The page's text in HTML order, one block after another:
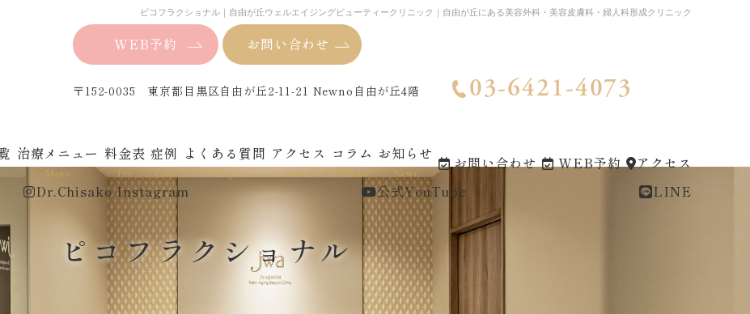
ピコフラクショナル｜自由が丘ウェルエイジングビューティークリニック｜自由が丘にある美容外科・美容皮膚科・婦人科形成クリニック
WEB予約 お問い合わせ
〒152-0035 東京都目黒区自由が丘2-11-21 Newno自由が丘4階 03-6421-4073
治療メニュー
Menu
料金表
Fee
症例
case
よくある質問
Faq
アクセス
Access
コラム
Column
お知らせ
News
お問い合わせ WEB予約 アクセス
Dr.Chisako Instagram 公式YouTube LINE
ピコフラクショナル